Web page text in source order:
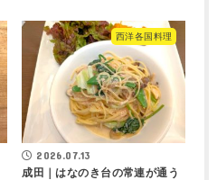
西洋各国料理
2026.07.13
成田｜はなのき台の常連が通う